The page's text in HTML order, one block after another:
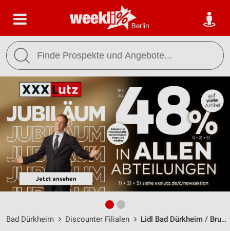
Berlin
Bad Dürkheim Discounter Filialen Lidl Bad Dürkheim / Bruchstraße 10 - Öffnungszeiten & Adresse